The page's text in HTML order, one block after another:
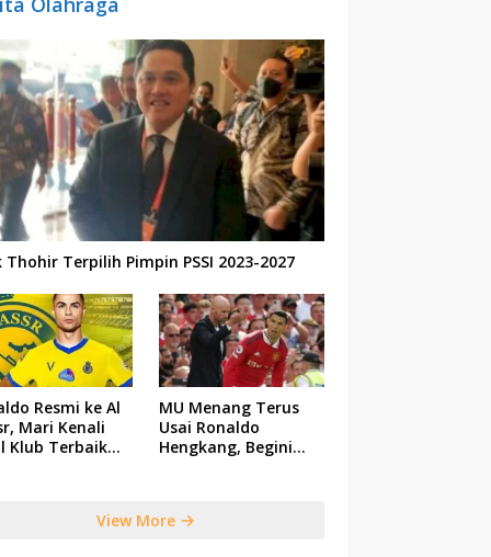
Thohir Terpilih Pimpin PSSI 2023-2027
Resmi ke Al
Mari Kenali
Klub Terbaik
MU Menang Terus
Usai Ronaldo
Hengkang, Begini
View More